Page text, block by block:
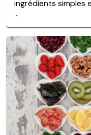
ingrédients simples
...